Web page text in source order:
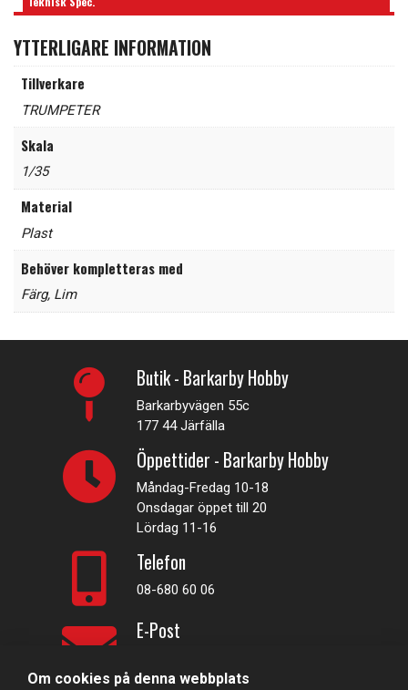
YTTERLIGARE INFORMATION
Tillverkare
TRUMPETER
Skala
1/35
Material
Plast
Behöver kompletteras med
Färg, Lim
Butik - Barkarby Hobby
Barkarbyvägen 55c
177 44 Järfälla
Öppettider - Barkarby Hobby
Måndag-Fredag 10-18
Onsdagar öppet till 20
Lördag 11-16
Telefon
08-680 60 06
E-Post
Om cookies på denna webbplats